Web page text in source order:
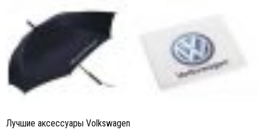
Лучшие аксессуары Volkswagen